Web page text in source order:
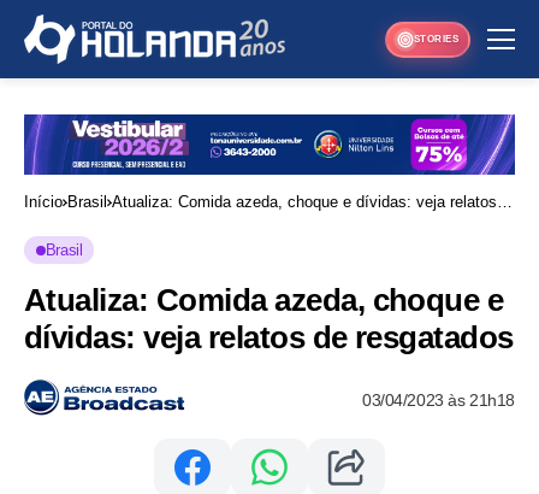
STORIES
Início Brasil Atualiza: Comida azeda, choque e dívidas: veja relatos
Brasil
Atualiza: Comida azeda, choque e
dívidas: veja relatos de resgatados
03/04/2023 às 21h18